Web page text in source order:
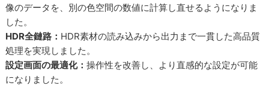
像のデータを、別の色空間の数値に計算し直せるようになりま
した。
HDR全鏈路： HDR素材の読み込みから出力まで一貫した高品質
処理を実現しました。
設定画面の最適化：操作性を改善し、より直感的な設定が可能
になりました。